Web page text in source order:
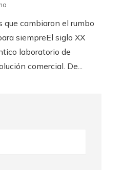
que cambiaron el rumbo
siempreEl siglo XX
laboratorio de
comercial. De...